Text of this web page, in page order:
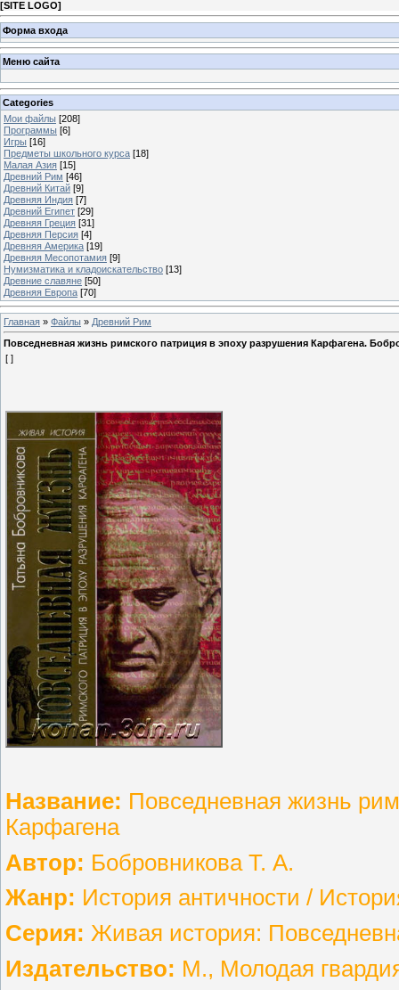
[SITE LOGO]
Форма входа
Меню сайта
Categories
Мои файлы [208]
Программы [6]
Игры [16]
Предметы школьного курса [18]
Малая Азия [15]
Древний Рим [46]
Древний Китай [9]
Древняя Индия [7]
Древний Египет [29]
Древняя Греция [31]
Древняя Персия [4]
Древняя Америка [19]
Древняя Месопотамия [9]
Нумизматика и кладоискательство [13]
Древние славяне [50]
Древняя Европа [70]
Главная » Файлы » Древний Рим
Повседневная жизнь римского патриция в эпоху разрушения Карфагена.
[ ]
Название: Повседневная жизнь
Карфагена
Автор: Бобровникова Т. А.
Жанр: История античности /
Серия: Живая история:
Издательство: М., Молодая